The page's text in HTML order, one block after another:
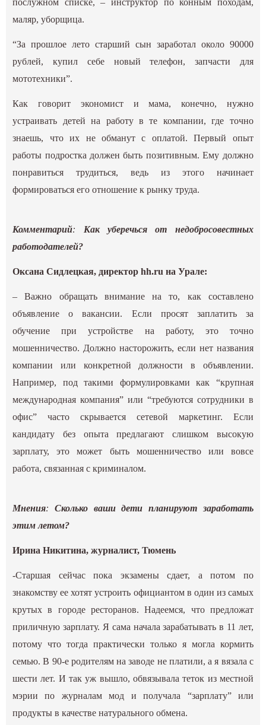
послужном списке, – инструктор по конным походам,
маляр, уборщица.
“За прошлое лето старший сын заработал около 90000
рублей, купил себе новый телефон, запчасти для
мототехники”.
Как говорит экономист и мама, конечно, нужно
устраивать детей на работу в те компании, где точно
знаешь, что их не обманут с оплатой. Первый опыт
работы подростка должен быть позитивным. Ему должно
понравиться трудиться, ведь из этого начинает
формироваться его отношение к рынку труда.
Комментарий: Как уберечься от недобросовестных
работодателей?
Оксана Сидлецкая, директор hh.ru на Урале:
– Важно обращать внимание на то, как составлено
объявление о вакансии. Если просят заплатить за
обучение при устройстве на работу, это точно
мошенничество. Должно насторожить, если нет названия
компании или конкретной должности в объявлении.
Например, под такими формулировками как “крупная
международная компания” или “требуются сотрудники в
офис” часто скрывается сетевой маркетинг. Если
кандидату без опыта предлагают слишком высокую
зарплату, это может быть мошенничество или вовсе
работа, связанная с криминалом.
Мнения: Сколько ваши дети планируют заработать
этим летом?
Ирина Никитина, журналист, Тюмень
-Старшая сейчас пока экзамены сдает, а потом по
знакомству ее хотят устроить официантом в один из самых
крутых в городе ресторанов. Надеемся, что предложат
приличную зарплату. Я сама начала зарабатывать в 11 лет,
потому что тогда практически только я могла кормить
семью. В 90-е родителям на заводе не платили, а я вязала с
шести лет. И так уж вышло, обвязывала теток из местной
мэрии по журналам мод и получала “зарплату” или
продукты в качестве натурального обмена.